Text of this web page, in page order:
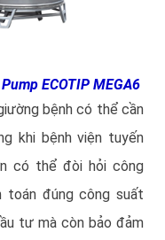
ECOTIP MEGA6
bệnh có thể cần
khi bệnh viện tuyến
có thể đòi hỏi công
toán đúng công suất
tư mà còn bảo đảm